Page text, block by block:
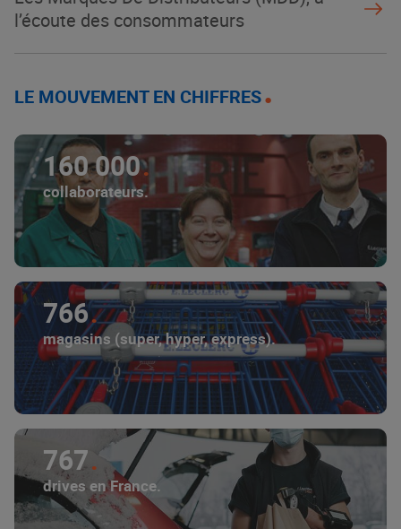
l’écoute des consommateurs
LE MOUVEMENT EN CHIFFRES
160 000
collaborateurs.
766
magasins (super, hyper, express).
767
drives en France.